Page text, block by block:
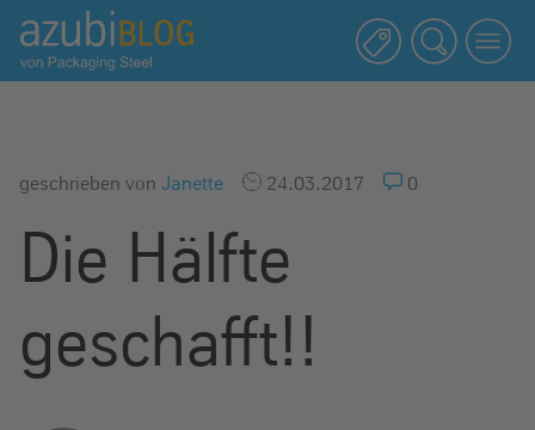
A
z
u
b
a
s
geschrieben von Janette 24.03.2017 0
Die Hälfte
geschafft!!